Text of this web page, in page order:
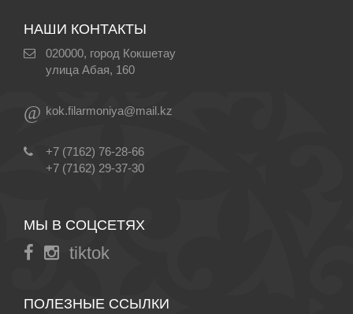
НАШИ КОНТАКТЫ
020000, город Кокшетау
улица Абая, 160
@ kok.filarmoniya@mail.kz
+7 (7162) 76-28-66
+7 (7162) 29-37-30
МЫ В СОЦСЕТЯХ
tiktok
ПОЛЕЗНЫЕ ССЫЛКИ